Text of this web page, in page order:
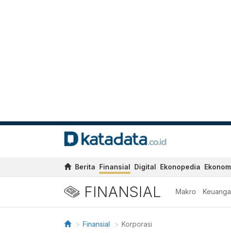
Berita Finansial Digital Ekonopedia
FINANSIAL Makro
Finansial Korporasi